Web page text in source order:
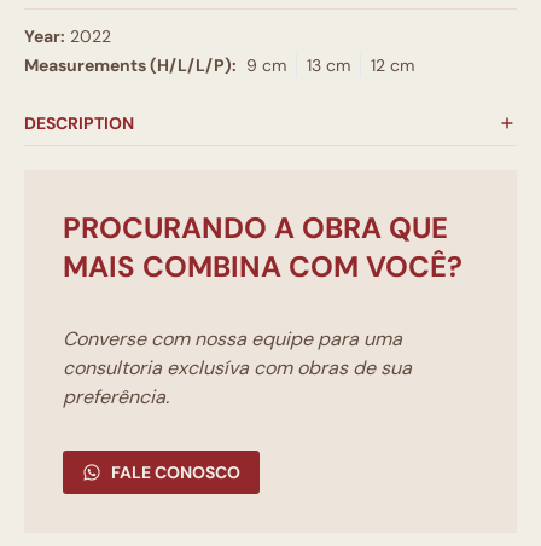
Year: 2022
Measurements (H/L/L/P): 9 cm 13 cm 12 cm
DESCRIPTION
PROCURANDO A OBRA QUE
MAIS COMBINA COM VOCÊ?
Converse com nossa equipe para uma
consultoria exclusíva com obras de sua
preferência.
FALE CONOSCO